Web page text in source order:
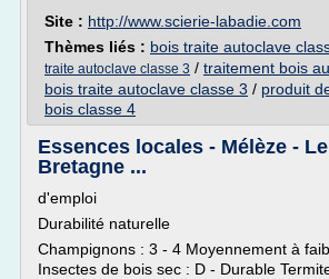
Site : http://www.scierie-labadie.com
Thèmes liés : bois traite autoclave
traite autoclave classe 3 / traitement bois
bois traite autoclave classe 3 / produit
bois classe 4
Essences locales - Mélèze -
Bretagne ...
d'emploi
Durabilité naturelle
Champignons : 3 - 4 Moyennement à
Insectes de bois sec : D - Durable